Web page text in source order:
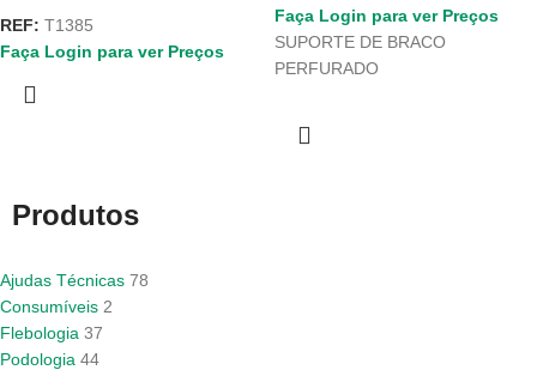
Produtos
Ajudas Técnicas 78
Consumíveis 2
Flebologia 37
Podologia 44
REF: T1385
Faça Login para ver Preços
Faça Login para ver Preços
SUPORTE DE BRACO
PERFURADO